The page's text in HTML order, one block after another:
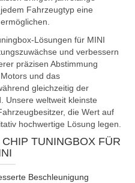
Fahrzeugtyp eine
Lösungen für MINI
und verbessern
präzisen Abstimmung
und das
gleichzeitig der
Unsere weltweit kleinste
die Wert auf
hochwertige Lösung legen.
TUNINGBOX FÜR
Beschleunigung